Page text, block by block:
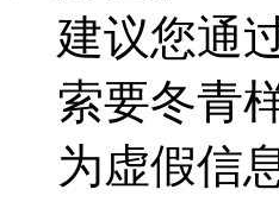
建议您通
索要冬青
为虚假信